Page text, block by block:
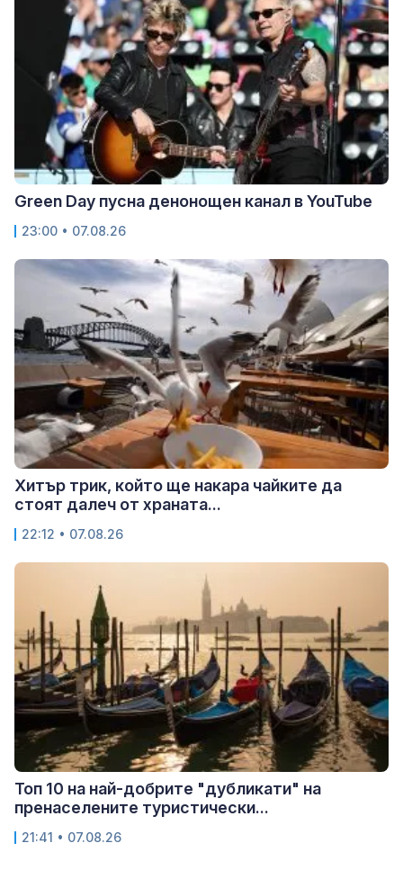
Green Day пусна денонощен канал в YouTube
23:00 • 07.08.26
Хитър трик, който ще накара чайките да
стоят далеч от храната...
22:12 • 07.08.26
Топ 10 на най-добрите "дубликати" на
пренаселените туристически...
21:41 • 07.08.26